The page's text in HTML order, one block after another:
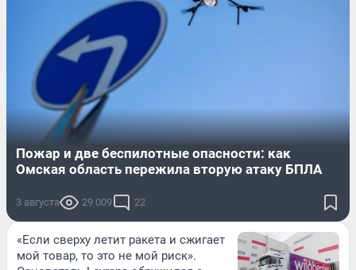
Пожар и две беспилотные опасности: как
Омская область пережила вторую атаку БПЛА
3 августа 29 009 22
«Если сверху летит ракета и сжигает
мой товар, то это не мой риск».